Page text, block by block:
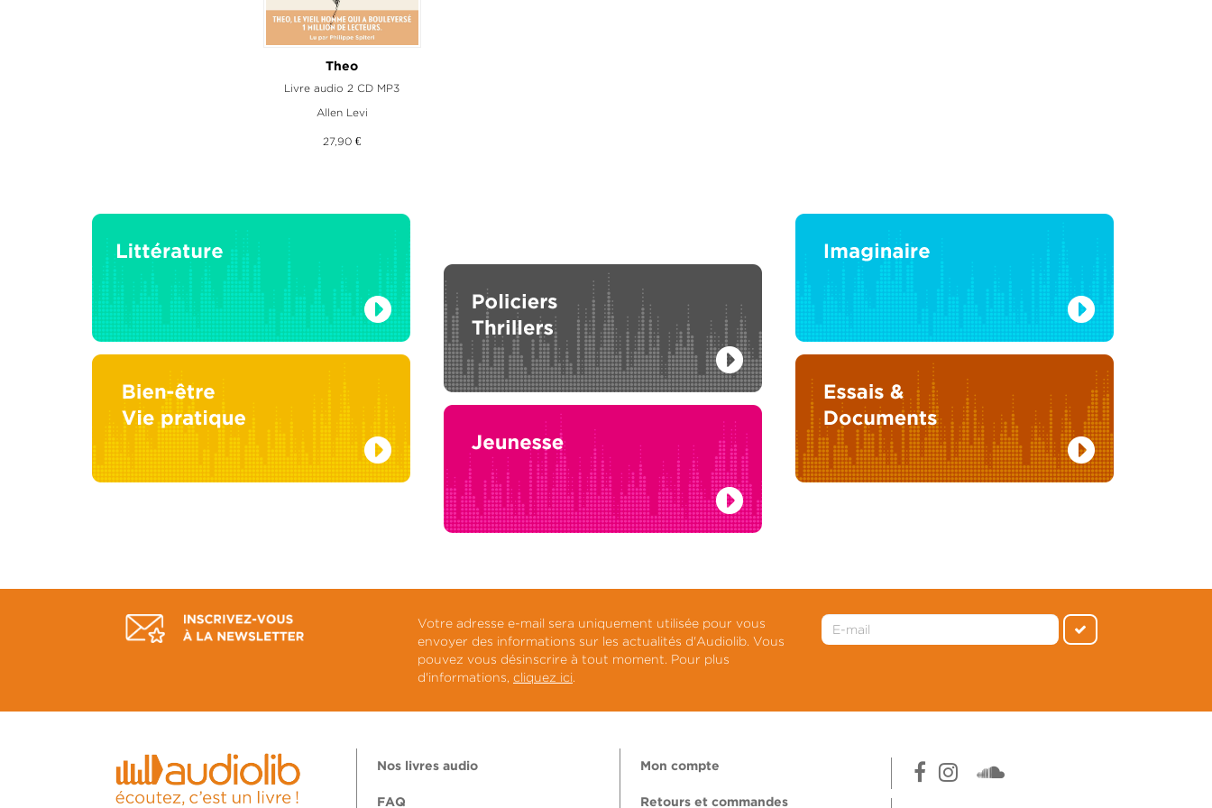
Theo
Livre audio 2 CD MP3
Allen Levi
27,90 €
Votre adresse e-mail sera uniquement utilisée pour vous
envoyer des informations sur les actualités d'Audiolib. Vous
pouvez vous désinscrire à tout moment. Pour plus
d'informations, cliquez ici.
Nos livres audio
FAQ
Mon compte
Retours et commandes